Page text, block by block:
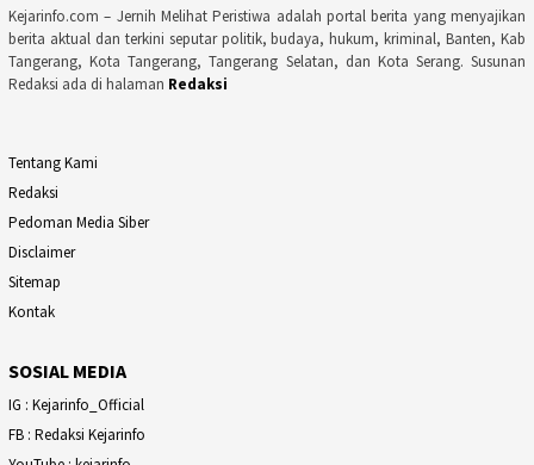
Kejarinfo.com – Jernih Melihat Peristiwa adalah portal berita yang menyajikan
berita aktual dan terkini seputar politik, budaya, hukum, kriminal, Banten, Kab
Tangerang, Kota Tangerang, Tangerang Selatan, dan Kota Serang. Susunan
Redaksi ada di halaman Redaksi
Tentang Kami
Redaksi
Pedoman Media Siber
Disclaimer
Sitemap
Kontak
SOSIAL MEDIA
IG : Kejarinfo_Official
FB : Redaksi Kejarinfo